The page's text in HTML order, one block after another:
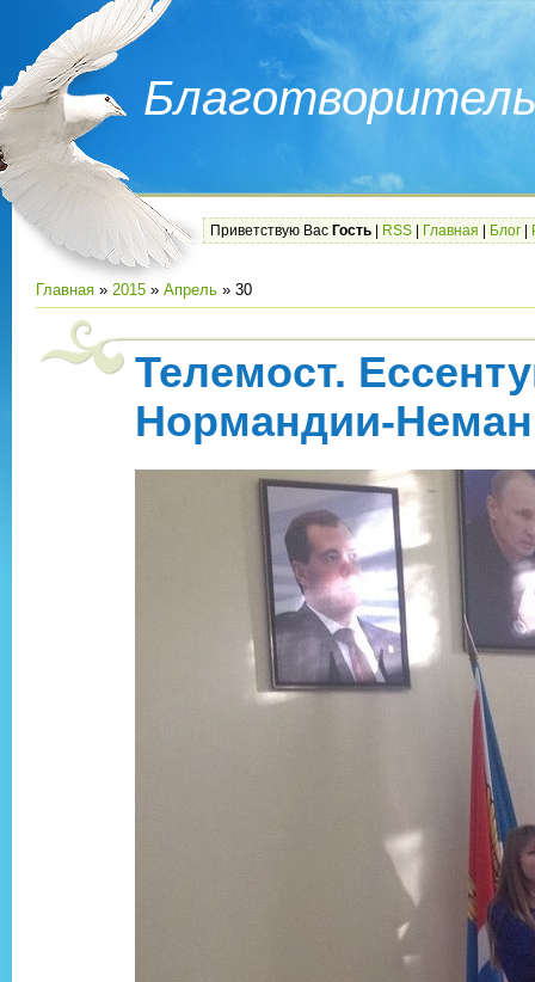
Приветствую Вас Гость RSS Главная Блог
Главная » 2015 » Апрель » 30
Телемост.
Нормандии-